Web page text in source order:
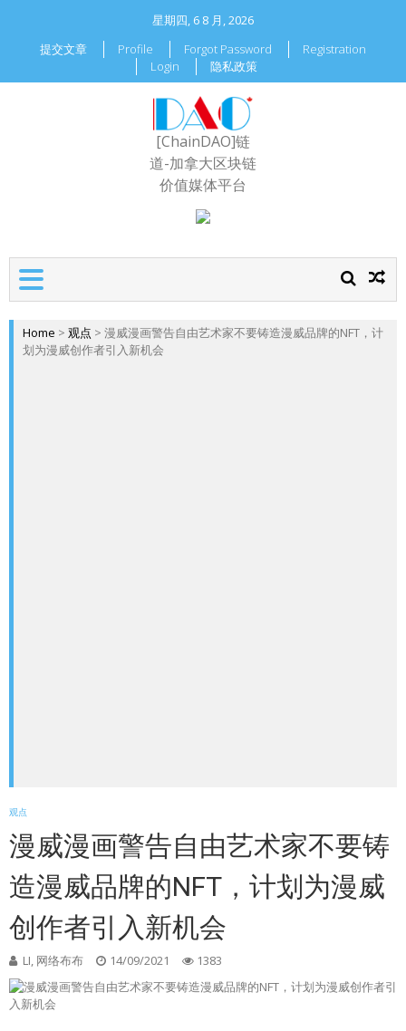
星期四, 6 8 月, 2026
提交文章
Profile Forgot Password
Registration
Login
隐私政策
[ChainDAO]链
道-加拿大区块链
价值媒体平台
Home > 观点 > 漫威漫画警告自由艺术家不要铸造漫威品牌的NFT，计
划为漫威创作者引入新机会
观点
漫威漫画警告自由艺术家不要铸
造漫威品牌的NFT，计划为漫威
创作者引入新机会
LI, 网络布布 14/09/2021 1383